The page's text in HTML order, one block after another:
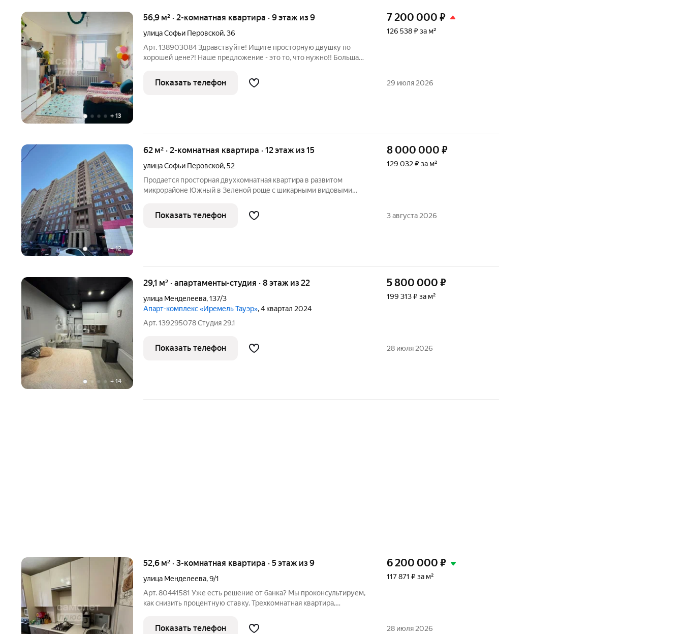
+ 13
56,9 м² · 2-комнатная квартира · 9 этаж из 9
улица Софьи Перовской,36
Арт. 138903084 Здравствуйте! Ищите просторную двушку по
хорошей цене?! Наше предложение - это то, что нужно!! Большая,
д.36. Внтмание!! Этот объект можно приобрести в ипотеку по
ставке
7 200 000 ₽
126 538 ₽ за м²
Показать телефон 29 июля 2026
+12
62 м² · 2-комнатная квартира · 12 этаж из 15
улица Софьи Перовской,52
Продается просторная двухкомнатная квартира в развитом
микрорайоне Южный в Зеленой роще с шикарными видовыми
залом с двумя окнами, просторной кухней, раздельным санузлом
и гардеробной. Двор
8 000 000 ₽
129 032 ₽ за м²
Показать телефон 3 августа 2026
+ 14
29,1 м² · апартаменты-студия · 8 этаж из 22
улица Менделеева,137/3
Апарт-комплекс «Иремель Тауэр», 4 квартал 2024
Арт. 139295078 Студия 29,1
5 800 000 ₽
199 313 ₽ за м²
Показать телефон 28 июля 2026
52,6 м² · 3-комнатная квартира · 5 этаж из 9
улица Менделеева,9/1
Арт. 80441581 Уже есть решение от банка? Мы проконсультируем,
как снизить процентную ставку. Трехкомнатная квартира,
Общая площадь 52.6 м2.
6 200 000 ₽
117 871 ₽ за м²
Показать телефон 28 июля 2026